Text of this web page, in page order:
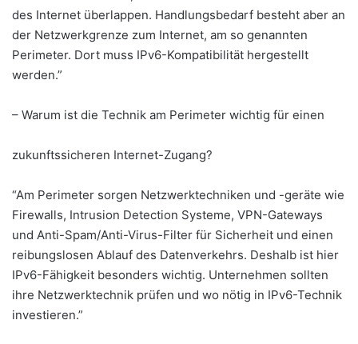
des Internet überlappen. Handlungsbedarf besteht aber an
der Netzwerkgrenze zum Internet, am so genannten
Perimeter. Dort muss IPv6-Kompatibilität hergestellt
werden.”
– Warum ist die Technik am Perimeter wichtig für einen
zukunftssicheren Internet-Zugang?
“Am Perimeter sorgen Netzwerktechniken und -geräte wie
Firewalls, Intrusion Detection Systeme, VPN-Gateways
und Anti-Spam/Anti-Virus-Filter für Sicherheit und einen
reibungslosen Ablauf des Datenverkehrs. Deshalb ist hier
IPv6-Fähigkeit besonders wichtig. Unternehmen sollten
ihre Netzwerktechnik prüfen und wo nötig in IPv6-Technik
investieren.”